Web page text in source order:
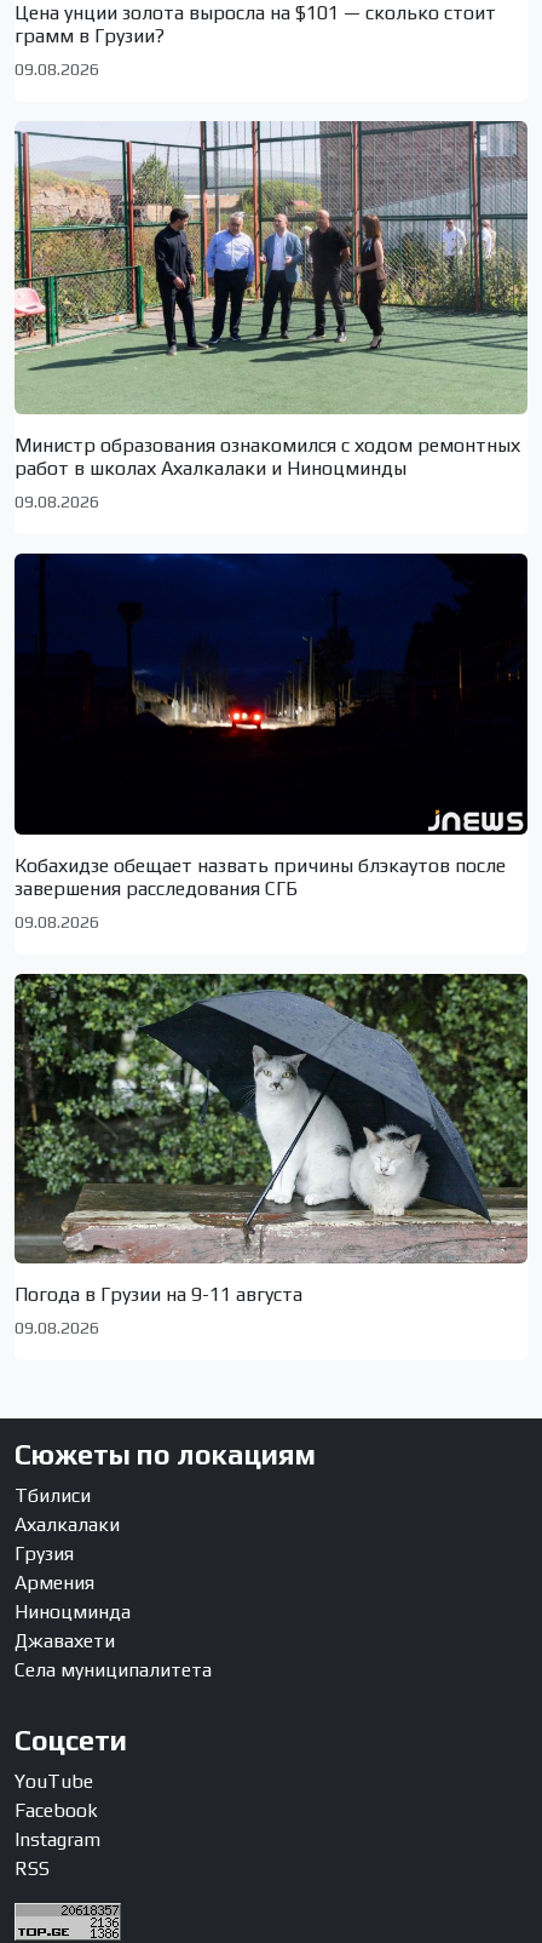
Цена унции золота выросла на $101 — сколько стоит
грамм в Грузии?
09.08.2026
Министр образования ознакомился с ходом ремонтных
работ в школах Ахалкалаки и Ниноцминды
09.08.2026
Кобахидзе обещает назвать причины блэкаутов после
завершения расследования СГБ
09.08.2026
Погода в Грузии на 9-11 августа
09.08.2026
Сюжеты по локациям
Тбилиси
Ахалкалаки
Грузия
Армения
Ниноцминда
Джавахети
Села муниципалитета
Соцсети
YouTube
Facebook
Instagram
RSS